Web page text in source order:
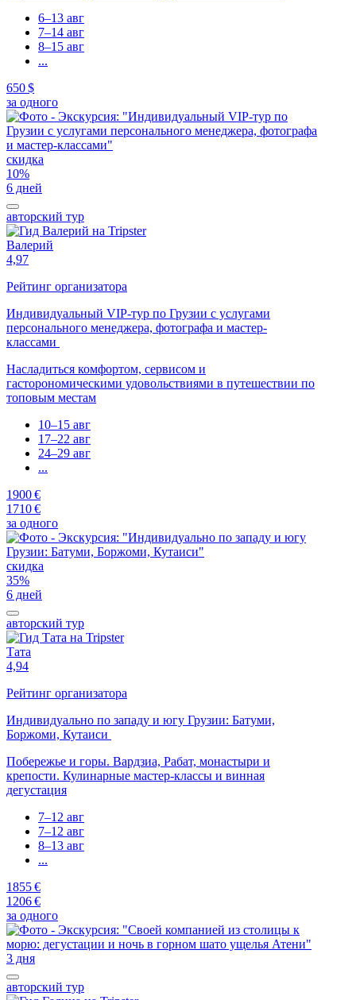
6–13 авг
7–14 авг
8–15 авг
...
650 $
за одного
скидка
10%
6 дней
авторский тур
Валерий
4,97
Рейтинг организатора
Индивидуальный VIP-тур по Грузии с услугами
персонального менеджера, фотографа и мастер-
классами
Насладиться комфортом, сервисом и
гасторономическими удовольствиями в путешествии по
топовым местам
10–15 авг
17–22 авг
24–29 авг
...
1900 €
1710 €
за одного
скидка
35%
6 дней
авторский тур
Тата
4,94
Рейтинг организатора
Индивидуально по западу и югу Грузии: Батуми,
Боржоми, Кутаиси
Побережье и горы. Вардзиа, Рабат, монастыри и
крепости. Кулинарные мастер-классы и винная
дегустация
7–12 авг
7–12 авг
8–13 авг
...
1855 €
1206 €
за одного
3 дня
авторский тур